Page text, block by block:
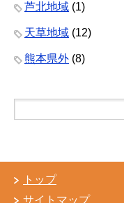
芦北地域 (1)
天草地域 (12)
熊本県外 (8)
トップ
サイトマップ